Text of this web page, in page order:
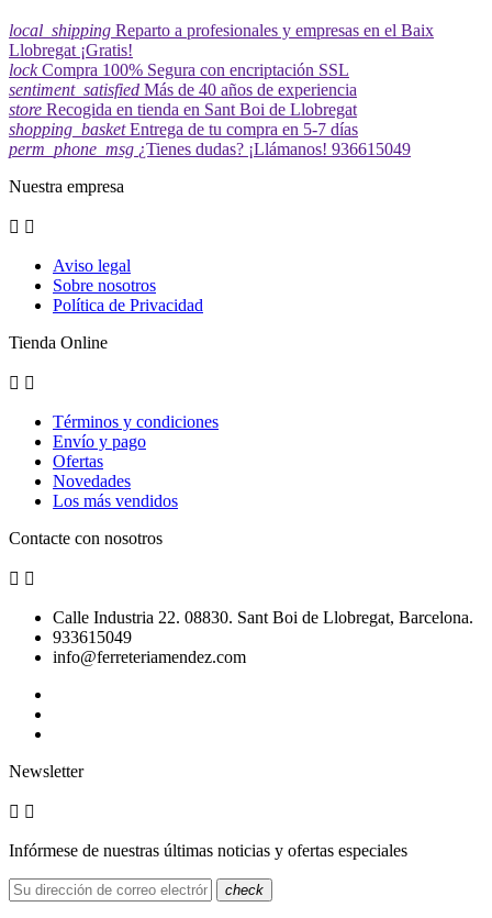
local_shipping Reparto a profesionales y empresas en el Baix
Llobregat ¡Gratis!
lock Compra 100% Segura con encriptación SSL
sentiment_satisfied Más de 40 años de experiencia
store Recogida en tienda en Sant Boi de Llobregat
shopping_basket Entrega de tu compra en 5-7 días
perm_phone_msg ¿Tienes dudas? ¡Llámanos! 936615049
Nuestra empresa
 
Aviso legal
Sobre nosotros
Política de Privacidad
Tienda Online
 
Términos y condiciones
Envío y pago
Ofertas
Novedades
Los más vendidos
Contacte con nosotros
 
Calle Industria 22. 08830. Sant Boi de Llobregat, Barcelona.
933615049
info@ferreteriamendez.com
Newsletter
 
Infórmese de nuestras últimas noticias y ofertas especiales
check